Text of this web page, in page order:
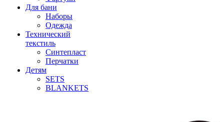
Для бани
Наборы
Одежда
Технический
текстиль
Синтепласт
Перчатки
Детям
SETS
BLANKETS